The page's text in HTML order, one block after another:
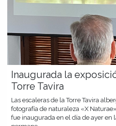
Inaugurada la
Torre Tavira
Las escaleras de la Torre Tavira
fotografía de naturaleza «X
fue inaugurada en el día de ayer en